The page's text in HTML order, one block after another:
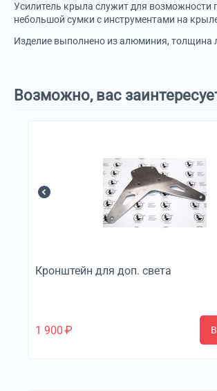
Усилитель крыла служит для возможности
небольшой сумки с инструментами на
Изделие выполнено из алюминия, толщина
Возможно, вас
Кронштейн для доп. света
1 900 ₽